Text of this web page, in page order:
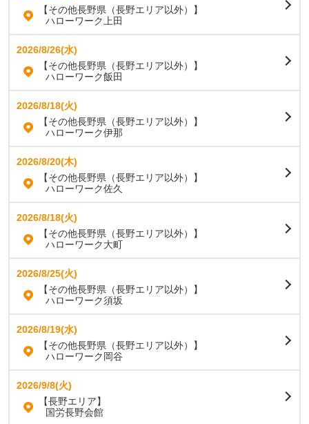
【その他長野県（長野エリア以外）】
ハローワーク上田
2026/8/26(水)
【その他長野県（長野エリア以外）】
ハローワーク飯田
2026/8/18(火)
【その他長野県（長野エリア以外）】
ハローワーク伊那
2026/8/20(木)
【その他長野県（長野エリア以外）】
ハローワーク佐久
2026/8/18(火)
【その他長野県（長野エリア以外）】
ハローワーク大町
2026/8/25(火)
【その他長野県（長野エリア以外）】
ハローワーク須坂
2026/8/19(水)
【その他長野県（長野エリア以外）】
ハローワーク岡谷
2026/9/8(火)
【長野エリア】
国労長野会館